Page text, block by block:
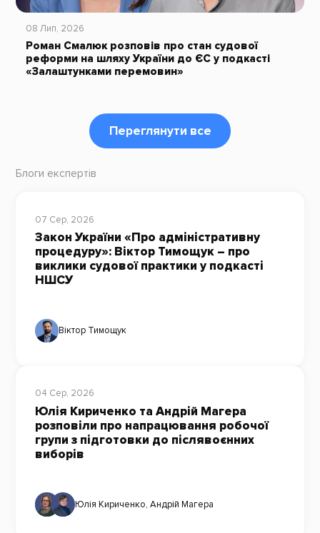
08 Лип, 2026
Роман Смалюк розповів про стан судової
реформи на шляху України до ЄС у подкасті
«Залаштунками перемовин»
Переглянути все
Блоги експертів
07 Сер, 2026
Закон України «Про адміністративну
процедуру»: Віктор Тимощук – про
виклики судової практики у подкасті
НШСУ
Віктор Тимощук
04 Сер, 2026
Юлія Кириченко та Андрій Магера
розповіли про напрацювання робочої
групи з підготовки до післявоєнних
виборів
Юлія Кириченко, Андрій Магера